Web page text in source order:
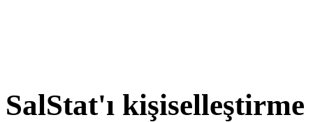
SalStat'ı kişiselleştirme